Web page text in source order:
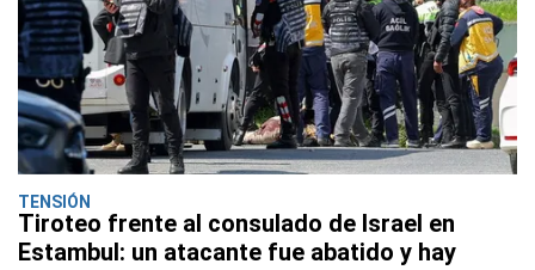
TENSIÓN
Tiroteo frente al consulado de Israel en
Estambul: un atacante fue abatido y hay